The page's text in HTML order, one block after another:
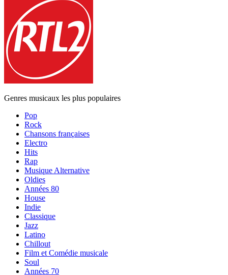
Genres musicaux les plus populaires
Pop
Rock
Chansons françaises
Electro
Hits
Rap
Musique Alternative
Oldies
Années 80
House
Indie
Classique
Jazz
Latino
Chillout
Film et Comédie musicale
Soul
Années 70